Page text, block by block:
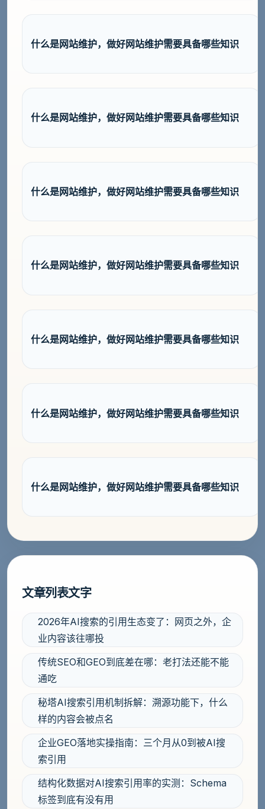
什么是网站维护，做好网站维护需要具备哪些知识
什么是网站维护，做好网站维护需要具备哪些知识
什么是网站维护，做好网站维护需要具备哪些知识
什么是网站维护，做好网站维护需要具备哪些知识
什么是网站维护，做好网站维护需要具备哪些知识
什么是网站维护，做好网站维护需要具备哪些知识
什么是网站维护，做好网站维护需要具备哪些知识
文章列表文字
2026年AI搜索的引用生态变了：网页之外，企
业内容该往哪投
传统SEO和GEO到底差在哪：老打法还能不能
通吃
秘塔AI搜索引用机制拆解：溯源功能下，什么
样的内容会被点名
企业GEO落地实操指南：三个月从0到被AI搜
索引用
结构化数据对AI搜索引用率的实测：Schema
标签到底有没有用